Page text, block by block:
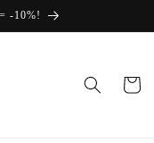
-10%!
Korpa